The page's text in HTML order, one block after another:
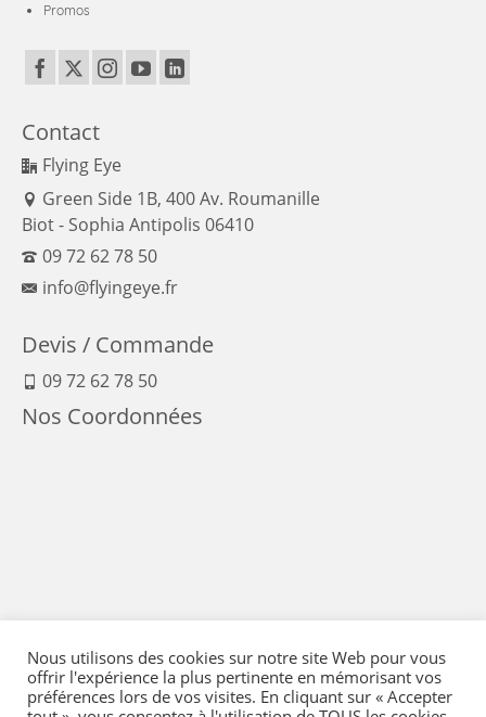
Promos
Contact
Flying Eye
Green Side 1B, 400 Av. Roumanille
Biot - Sophia Antipolis 06410
09 72 62 78 50
info@flyingeye.fr
Devis / Commande
09 72 62 78 50
Nos Coordonnées
Nous utilisons des cookies sur notre site Web pour vous
offrir l'expérience la plus pertinente en mémorisant vos
préférences lors de vos visites. En cliquant sur « Accepter